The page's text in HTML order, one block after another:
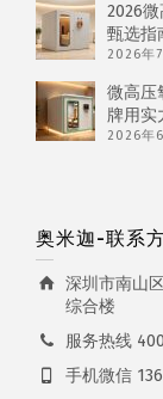
2026
甄选指
2026年
微高压
牌用实
2026年
奥米迦-联系
深圳市南山
综合楼
服务热线
手机微信